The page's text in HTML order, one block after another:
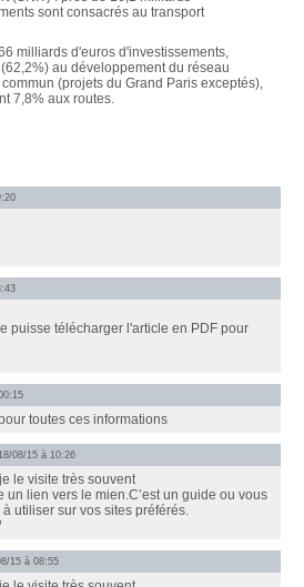
sont consacrés au transport
milliards d'euros d'investissements,
au développement du réseau
(projets du Grand Paris exceptés),
7,8% aux routes.
puisse télécharger l'article en PDF pour
toutes ces informations
08/15 à 10:26
le visite très souvent
un lien vers le mien.C’est un guide ou vous
utiliser sur vos sites préférés.
15 à 08:55